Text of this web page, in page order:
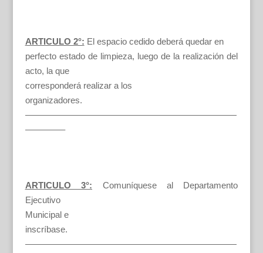
ARTICULO 2°: El espacio cedido deberá quedar en
perfecto estado de limpieza, luego de la realización del
acto, la que
corresponderá realizar a los
organizadores.
————————————————————————
————–
ARTICULO 3°:
Comuníquese al Departamento
Ejecutivo
Municipal e
inscríbase.
————————————————————————